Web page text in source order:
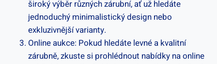
široký výběr různých zárubní, ať už hledáte
jednoduchý minimalistický design nebo
exkluzivnější varianty.
Online aukce: Pokud hledáte levné a kvalitní
zárubně, zkuste si prohlédnout nabídky na online